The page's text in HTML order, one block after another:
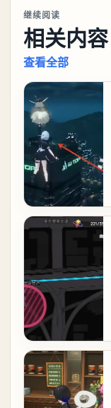
继续阅读
相关内容
查看全部